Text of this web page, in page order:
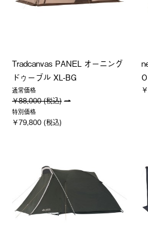
Tradcanvas PANEL オーニング
ドゥーブル XL-BG
通常価格
￥88,000 (税込)
特別価格
￥79,800 (税込)